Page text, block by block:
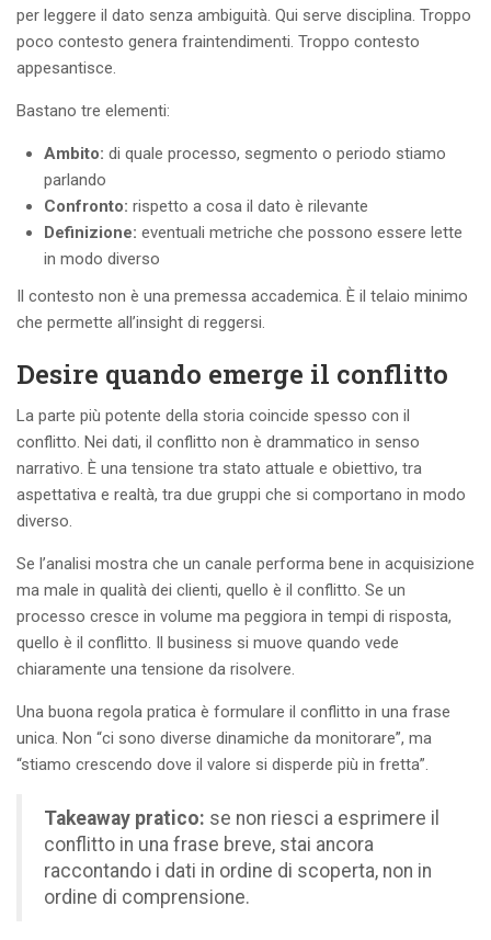
per leggere il dato senza ambiguità. Qui serve disciplina. Troppo
poco contesto genera fraintendimenti. Troppo contesto
appesantisce.
Bastano tre elementi:
Ambito: di quale processo, segmento o periodo stiamo
parlando
Confronto: rispetto a cosa il dato è rilevante
Definizione: eventuali metriche che possono essere lette
in modo diverso
Il contesto non è una premessa accademica. È il telaio minimo
che permette all’insight di reggersi.
Desire quando emerge il conflitto
La parte più potente della storia coincide spesso con il
conflitto. Nei dati, il conflitto non è drammatico in senso
narrativo. È una tensione tra stato attuale e obiettivo, tra
aspettativa e realtà, tra due gruppi che si comportano in modo
diverso.
Se l’analisi mostra che un canale performa bene in acquisizione
ma male in qualità dei clienti, quello è il conflitto. Se un
processo cresce in volume ma peggiora in tempi di risposta,
quello è il conflitto. Il business si muove quando vede
chiaramente una tensione da risolvere.
Una buona regola pratica è formulare il conflitto in una frase
unica. Non “ci sono diverse dinamiche da monitorare”, ma
“stiamo crescendo dove il valore si disperde più in fretta”.
Takeaway pratico: se non riesci a esprimere il
conflitto in una frase breve, stai ancora
raccontando i dati in ordine di scoperta, non in
ordine di comprensione.